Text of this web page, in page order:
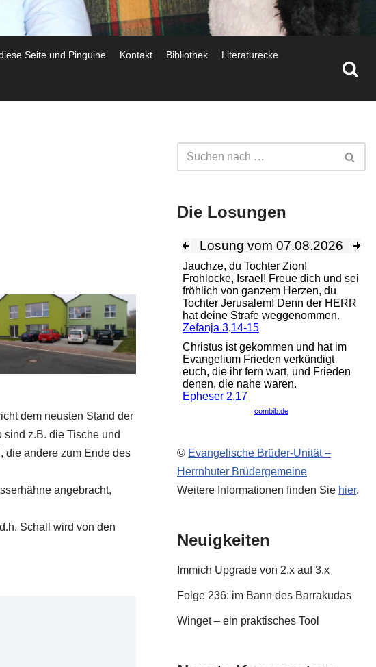
Seite und Pinguine Kontakt Bibliothek Literaturecke
dem neusten Stand der
z.B. die Tische und
die andere zum Ende des
angebracht,
Schall wird von den
Die Losungen
© Evangelische Brüder-Unität –
Herrnhuter Brüdergemeine
Weitere Informationen finden Sie hier.
Neuigkeiten
Immich Upgrade von 2.x auf 3.x
Folge 236: im Bann des Barrakudas
Winget – ein praktisches Tool